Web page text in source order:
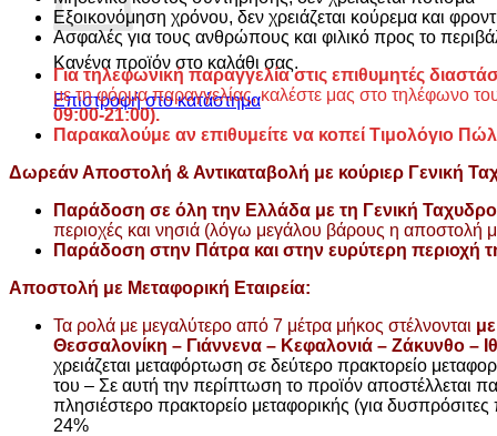
Κανένα προϊόν στο καλάθι σας.
Επιστροφή στο κατάστημα
Εξοικονόμηση χρόνου, δεν χρειάζεται κούρεμα και
Ασφαλές για τους ανθρώπους και φιλικό προς το
Για τηλεφωνική παραγγελία στις επιθυμητές
με τη φόρμα παραγγελίας, καλέστε μας στο τηλέφωνο
09:00-21:00).
Παρακαλούμε αν επιθυμείτε να κοπεί Τιμολόγιο
Δωρεάν Αποστολή & Αντικαταβολή με κούριερ Γενική
Παράδοση σε όλη την Ελλάδα με τη Γενική
περιοχές και νησιά (λόγω μεγάλου βάρους η αποστολή
Παράδοση στην Πάτρα και στην ευρύτερη περιοχή
Αποστολή με Μεταφορική Εταιρεία:
Τα ρολά με μεγαλύτερο από 7 μέτρα μήκος στέλνονται
Θεσσαλονίκη – Γιάννενα – Κεφαλονιά – Ζάκυνθο –
χρειάζεται μεταφόρτωση σε δεύτερο πρακτορείο
του – Σε αυτή την περίπτωση το προϊόν αποστέλλεται
πλησιέστερο πρακτορείο μεταφορικής (για
24%